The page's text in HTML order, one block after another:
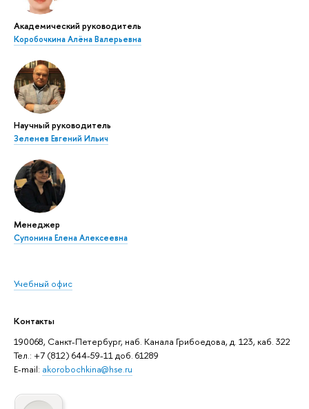
Академический руководитель
Коробочкина Алёна Валерьевна
Научный руководитель
Зеленев Евгений Ильич
Менеджер
Супонина Елена Алексеевна
Учебный офис
Контакты
190068, Санкт-Петербург, наб. Канала Грибоедова, д. 123, каб. 322
Тел.: +7 (812) 644-59-11 доб. 61289
E-mail: akorobochkina@hse.ru